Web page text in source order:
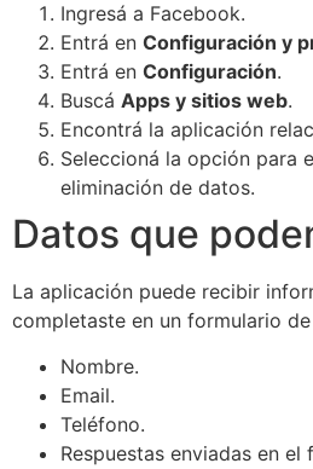
Ingresá a Facebook.
Entrá en Configuración y
Entrá en Configuración.
Buscá Apps y sitios web.
Encontrá la aplicación
Seleccioná la opción para
eliminación de datos.
Datos que
La aplicación puede recibir
completaste en un formulario
Nombre.
Email.
Teléfono.
Respuestas enviadas en el